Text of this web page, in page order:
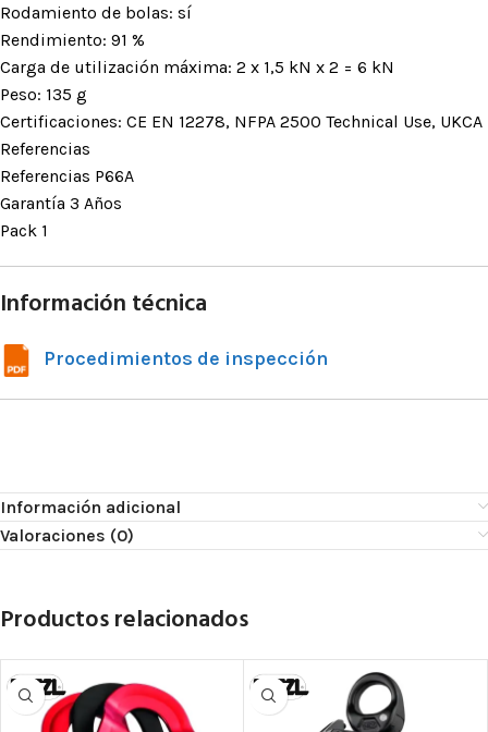
Rodamiento de bolas: sí
Rendimiento: 91 %
Carga de utilización máxima: 2 x 1,5 kN x 2 = 6 kN
Peso: 135 g
Certificaciones: CE EN 12278, NFPA 2500 Technical Use, UKCA
Referencias
Referencias P66A
Garantía 3 Años
Pack 1
Información técnica
Procedimientos de inspección
Información adicional
Valoraciones (0)
Productos relacionados